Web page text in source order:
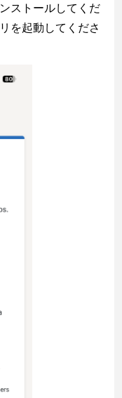
ストールしてくだ
を起動してくださ